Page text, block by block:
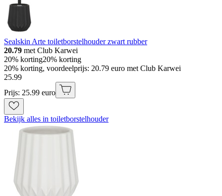
Sealskin Arte toiletborstelhouder zwart rubber
20.79 met Club Karwei
20% korting20% korting
20% korting, voordeelprijs: 20.79 euro met Club Karwei
25.99
Prijs: 25.99 euro
Bekijk alles in toiletborstelhouder